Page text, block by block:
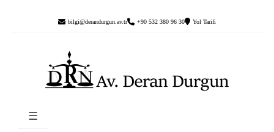
bilgi@derandurgun.av.tr +90 532 380 96 30 Yol Tarifi
☰